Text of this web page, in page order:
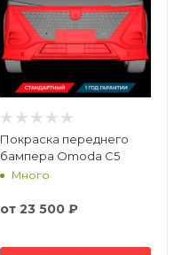
Покраска переднего
бампера Omoda C5
Много
от 23 500 ₽